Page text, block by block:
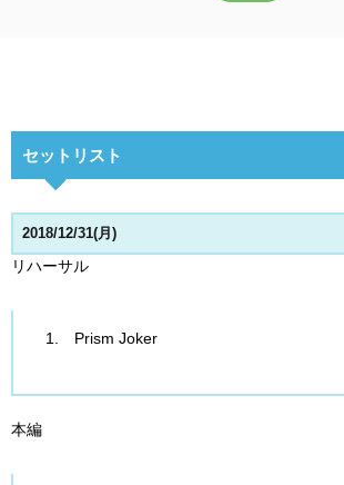
セットリスト
2018/12/31(月)
リハーサル
Prism Joker
本編